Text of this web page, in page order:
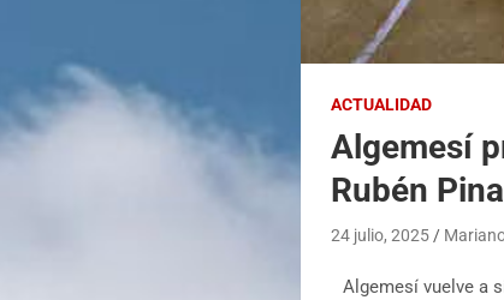
ACTUALIDAD
Algemesí
Rubén
24 julio, 2025
Algemesí vuelve a